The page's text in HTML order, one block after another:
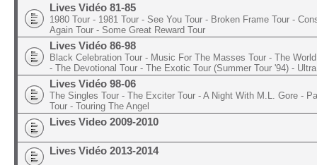
Lives Vidéo 81-85
1980 Tour - 1981 Tour - See You Tour - Broken Frame Tour -
Again Tour - Some Great Reward Tour
Lives Vidéo 86-98
Black Celebration Tour - Music For The Masses Tour - The
- The Devotional Tour - The Exotic Tour (Summer Tour '94) -
Lives Vidéo 98-06
The Singles Tour - The Exciter Tour - A Night With M.L. Gore -
Tour - Touring The Angel
Lives Video 2009-2010
Lives Vidéo 2013-2014